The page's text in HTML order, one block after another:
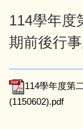
114學年度
期前後行
114學年度第
(1150602).pdf